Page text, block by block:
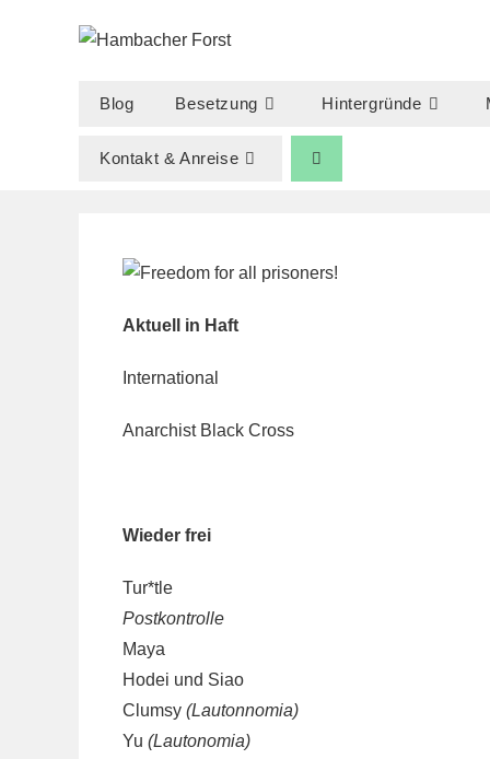
Blog Besetzung Hintergründe
Kontakt & Anreise
Aktuell in Haft
International
Anarchist Black Cross
Wieder frei
Tur*tle
Postkontrolle
Maya
Hodei und Siao
Clumsy (Lautonnomia)
Yu (Lautonomia)